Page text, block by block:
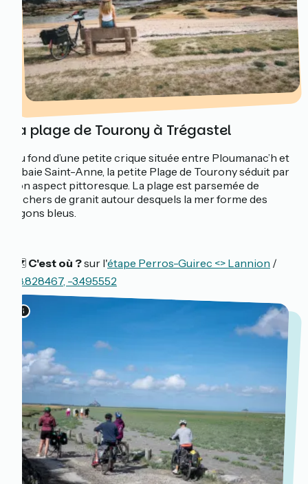
La plage de Tourony à Trégastel
Au fond d’une petite crique située entre Ploumanac’h et
la baie Saint-Anne, la petite Plage de Tourony séduit par
son aspect pittoresque. La plage est parsemée de
rochers de granit autour desquels la mer forme des
lagons bleus.
🗺️ C'est où ?sur l'étape Perros-Guirec <> Lannion /
48.828467, -3.495552